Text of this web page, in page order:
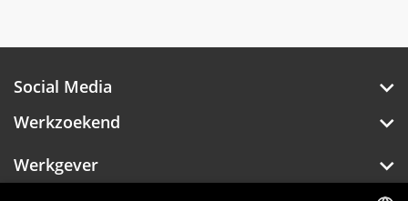
Social Media
Werkzoekend
Werkgever